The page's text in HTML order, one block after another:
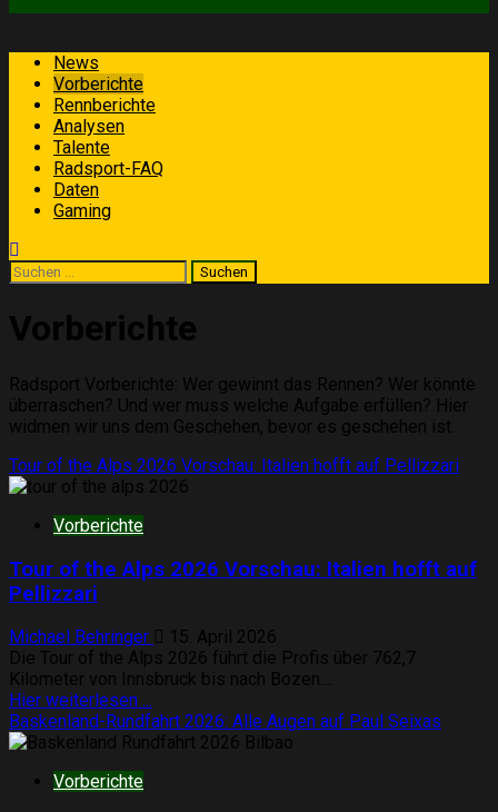
Primäres
Menü
News
Vorberichte
Rennberichte
Analysen
Talente
Radsport-FAQ
Daten
Gaming
Suchen
nach:
Vorberichte
Radsport Vorberichte: Wer gewinnt das Rennen? Wer könnte
überraschen? Und wer muss welche Aufgabe erfüllen? Hier
widmen wir uns dem Geschehen, bevor es geschehen ist.
Tour of the Alps 2026 Vorschau: Italien hofft auf Pellizzari
Vorberichte
Tour of the Alps 2026 Vorschau: Italien hofft auf
Pellizzari
Michael Behringer
15. April 2026
Die Tour of the Alps 2026 führt die Profis über 762,7
Kilometer von Innsbruck bis nach Bozen....
Hier weiterlesen ...
Informationen
über
Baskenland-Rundfahrt 2026: Alle Augen auf Paul Seixas
Vorberichte